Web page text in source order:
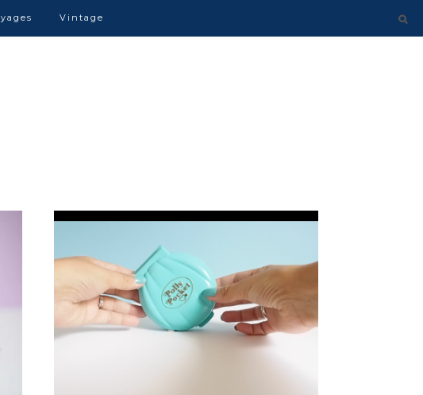
Vintage